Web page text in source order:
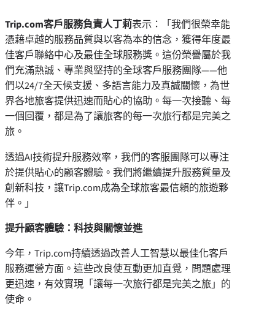
Trip.com客戶服務負責人丁莉表示：「我們很榮幸能
憑藉卓越的服務品質與以客為本的信念，獲得年度最
佳客戶聯絡中心及最佳全球服務獎。這份榮譽屬於我
們充滿熱誠、專業與堅持的全球客戶服務團隊——他
們以24/7全天候支援、多語言能力及真誠關懷，為世
界各地旅客提供迅速而貼心的協助。每一次接聽、每
一個回覆，都是為了讓旅客的每一次旅行都是完美之
旅。
透過AI技術提升服務效率，我們的客服團隊可以專注
於提供貼心的顧客體驗。我們將繼續提升服務質量及
創新科技，讓Trip.com成為全球旅客最信賴的旅遊夥
伴。」
提升顧客體驗：科技與關懷並進
今年，Trip.com持續透過改善人工智慧以最佳化客戶
服務運營方面。這些改良使互動更加直覺，問題處理
更迅速，有效實現「讓每一次旅行都是完美之旅」的
使命。